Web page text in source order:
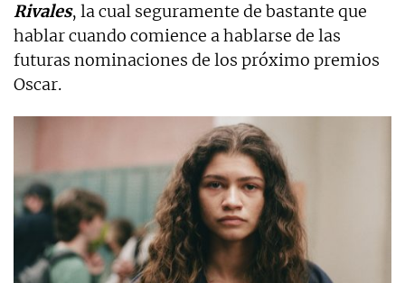
Rivales, la cual seguramente de bastante que
hablar cuando comience a hablarse de las
futuras nominaciones de los próximo premios
Oscar.